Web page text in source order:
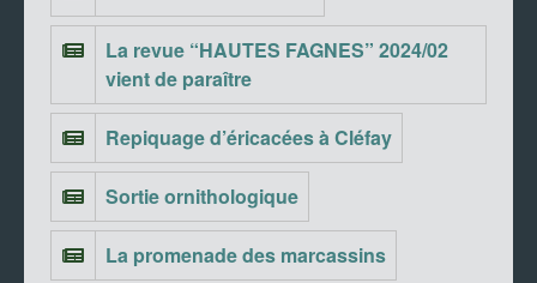
La revue “HAUTES FAGNES” 2024/02
vient de paraître
Repiquage d’éricacées à Cléfay
Sortie ornithologique
La promenade des marcassins